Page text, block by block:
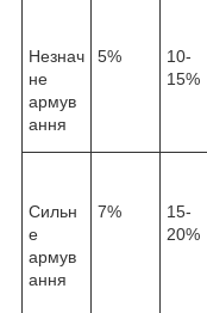
Незнач
не
армув
ання
5%
10-
15%
Сильн
е
армув
ання
7%
15-
20%